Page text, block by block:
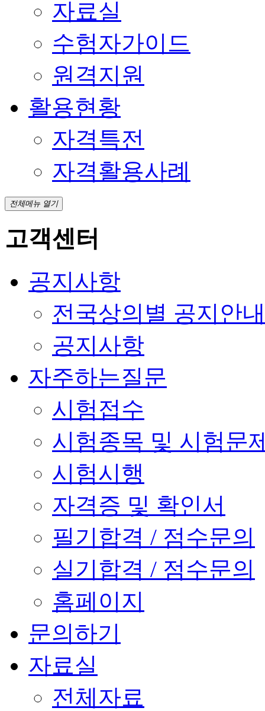
자료실
수험자가이드
원격지원
활용현황
자격특전
자격활용사례
전체메뉴 열기
고객센터
공지사항
전국상의별 공지안내
공지사항
자주하는질문
시험접수
시험종목 및 시험문
시험시행
자격증 및 확인서
필기합격 / 점수문의
실기합격 / 점수문의
홈페이지
문의하기
자료실
전체자료